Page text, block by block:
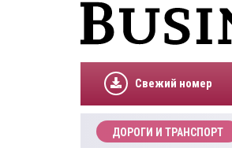
Свежий номер
ДОРОГИ И ТРАНСПОРТ